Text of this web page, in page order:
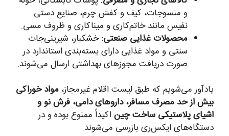
و منسوجات، کیف و کفش چرم، صنایع دستی
نفیس مانند خاتم‌کاری و میناکاری و ظروف مسی.
محصولات غذایی صنعتی:خشکبار، شیرینی‌جات
سنتی و مواد غذایی دارای بسته‌بندی استاندارد در
صورت دریافت مجوزهای بهداشتی ارسال می‌شوند.
یادآور می‌شویم که طبق لیست اقلام غیرمجاز، مواد خوراکی
بیش از حد مصرف مسافر، داروهای دامی، فرش نو و
اشیای پلاستیکی ساخت چیناکیداً ممنوع بوده و در
دستگاه‌های ایکس‌ری بازرسی می‌شوند.